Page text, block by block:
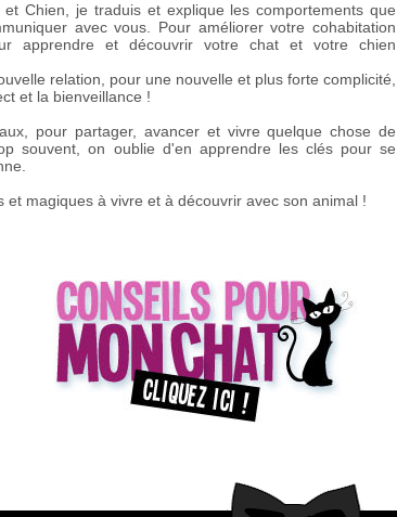
Chien, je traduis et explique les comportements que
avec vous. Pour améliorer votre cohabitation
apprendre et découvrir votre chat et votre chien
relation, pour une nouvelle et plus forte complicité,
et la bienveillance !
pour partager, avancer et vivre quelque chose de
souvent, on oublie d'en apprendre les clés pour se
et magiques à vivre et à découvrir avec son animal !